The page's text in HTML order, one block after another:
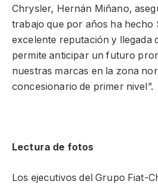
Chrysler, Hernán Miñano,
trabajo que por años ha hecho
excelente reputación y llegada
permite anticipar un futuro
nuestras marcas en la zona
concesionario de primer nivel”.
Lectura de fotos
Los ejecutivos del Grupo Fiat-